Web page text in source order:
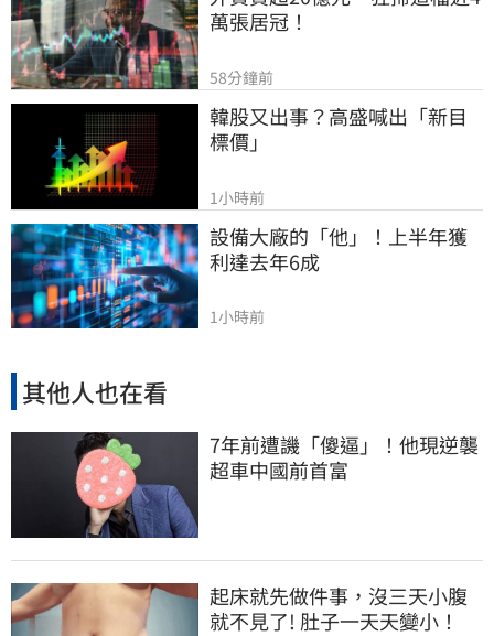
萬張居冠！
58分鐘前
韓股又出事？高盛喊出「新目
標價」
1小時前
設備大廠的「他」！上半年獲
利達去年6成
1小時前
其他人也在看
7年前遭譏「傻逼」！他現逆襲
超車中國前首富
起床就先做件事，沒三天小腹
就不見了! 肚子一天天變小！